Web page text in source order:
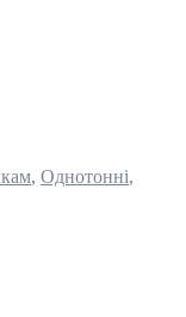
, Однотонні,